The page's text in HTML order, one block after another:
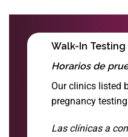
Walk-In
Horarios de
Our clinics listed
pregnancy
Las clínicas a